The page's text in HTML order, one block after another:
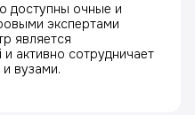
доступны очные и
экспертами
является
активно сотрудничает
вузами.